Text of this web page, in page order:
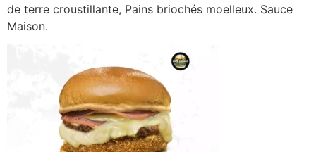
de terre croustillante, Pains briochés moelleux. Sauce
Maison.